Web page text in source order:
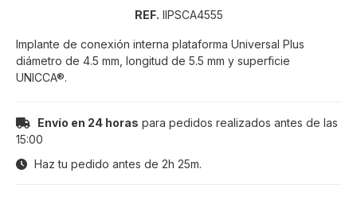
REF. IIPSCA4555
Implante de conexión interna plataforma Universal Plus
diámetro de 4.5 mm, longitud de 5.5 mm y superficie
UNICCA®.
Envío en 24 horas para pedidos realizados antes de las
15:00
Haz tu pedido antes de 2h 25m.